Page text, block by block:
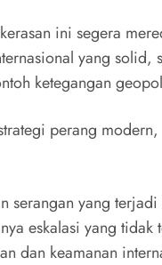
ini segera
yang
ketegangan
perang
serangan yang
eskalasi yang
dan keamanan